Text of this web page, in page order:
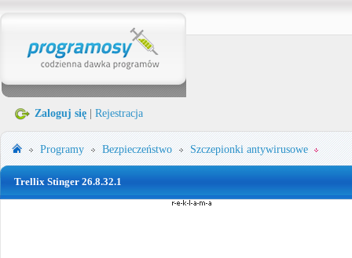
Zaloguj się Rejestracja
Programy Bezpieczeństwo Szczepionki antywirusowe
Trellix Stinger 26.8.32.1